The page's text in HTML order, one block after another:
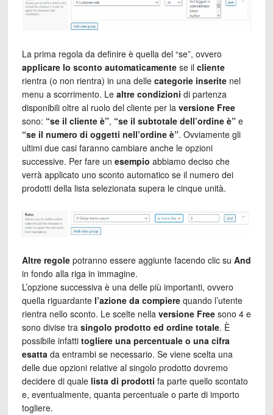
La prima regola da definire è quella del “se”, ovvero
applicare lo sconto automaticamentese il cliente
rientra (o non rientra) in una delle categorie inseritenel
menu a scorrimento. Le altre condizioni di partenza
disponibili oltre al ruolo del cliente per la versione Free
sono: “se il cliente è”, “se il subtotale dell’ordine è”e
“se il numero di oggetti nell’ordine è”. Ovviamente gli
ultimi due casi faranno cambiare anche le opzioni
successive. Per fare un esempio abbiamo deciso che
verrà applicato uno sconto automatico se il numero dei
prodotti della lista selezionata supera le cinque unità.
Altre regolepotranno essere aggiunte facendo clic su And
in fondo alla riga in immagine.
L’opzione successiva è una delle più importanti, ovvero
quella riguardante l’azione da compierequando l’utente
rientra nello sconto. Le scelte nella versione Freesono 4 e
sono divise tra singolo prodotto ed ordine totale. È
possibile infatti togliere una percentuale o una cifra
esattada entrambi se necessario. Se viene scelta una
delle due opzioni relative al singolo prodotto dovremo
decidere di quale lista di prodotti fa parte quello scontato
e, eventualmente, quanta percentuale o parte di importo
togliere.